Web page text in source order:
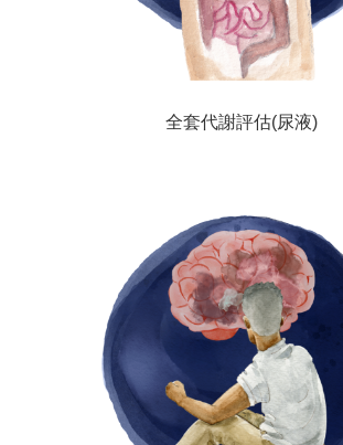
全套代謝評估(尿液)